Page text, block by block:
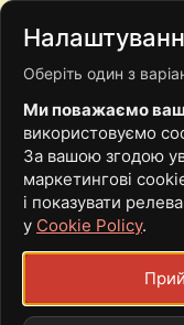
ІВЕНТИ
Оберіть один з
Ми поважаємо
використовуємо
За вашою згодою
маркетингові
і показувати
у Cookie Policy.